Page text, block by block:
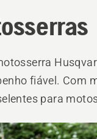
fiável. Com
para